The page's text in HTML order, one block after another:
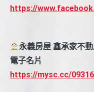
https://
永義房屋 鑫承家不
電子名片
https://mysc.cc/